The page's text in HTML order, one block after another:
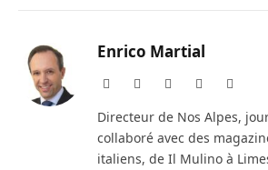
Enrico Martial
Website Facebook Instagram
Directeur de Nos Alpes,
collaboré avec des
italiens, de Il Mulino à